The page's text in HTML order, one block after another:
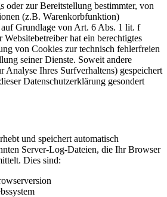
oder zur Bereitstellung bestimmter, von
(z.B. Warenkorbfunktion)
Grundlage von Art. 6 Abs. 1 lit. f
hat ein berechtigtes
von Cookies zur technisch fehlerfreien
seiner Dienste. Soweit andere
Analyse Ihres Surfverhaltens) gespeichert
Datenschutzerklärung gesondert
und speichert automatisch
Server-Log-Dateien, die Ihr Browser
Dies sind: